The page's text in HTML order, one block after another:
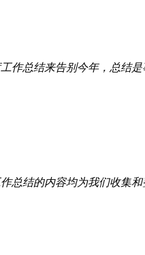
作总结来告别今年，总结
总结的内容均为我们收集